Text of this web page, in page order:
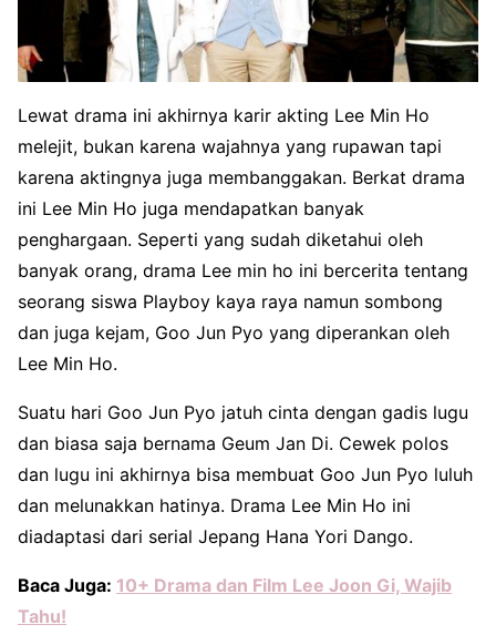
Lewat drama ini akhirnya karir akting Lee Min Ho
melejit, bukan karena wajahnya yang rupawan tapi
karena aktingnya juga membanggakan. Berkat drama
ini Lee Min Ho juga mendapatkan banyak
penghargaan. Seperti yang sudah diketahui oleh
banyak orang, drama Lee min ho ini bercerita tentang
seorang siswa Playboy kaya raya namun sombong
dan juga kejam, Goo Jun Pyo yang diperankan oleh
Lee Min Ho.
Suatu hari Goo Jun Pyo jatuh cinta dengan gadis lugu
dan biasa saja bernama Geum Jan Di. Cewek polos
dan lugu ini akhirnya bisa membuat Goo Jun Pyo luluh
dan melunakkan hatinya. Drama Lee Min Ho ini
diadaptasi dari serial Jepang Hana Yori Dango.
Baca Juga: 10+ Drama dan Film Lee Joon Gi, Wajib
Tahu!